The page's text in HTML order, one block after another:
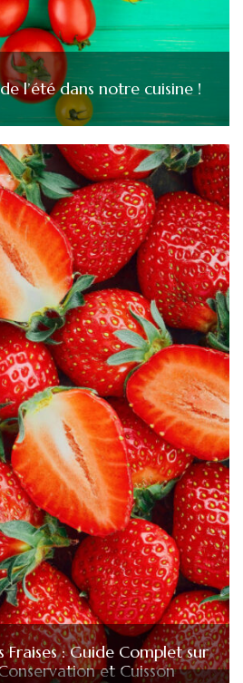
l’été dans notre cuisine !
Fraises : Guide Complet sur
et Cuisson